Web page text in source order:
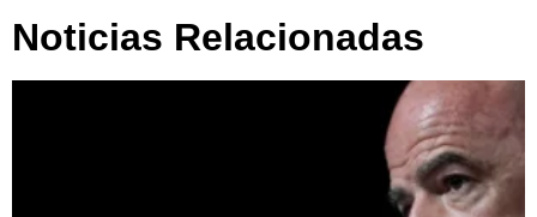
Noticias Relacionadas